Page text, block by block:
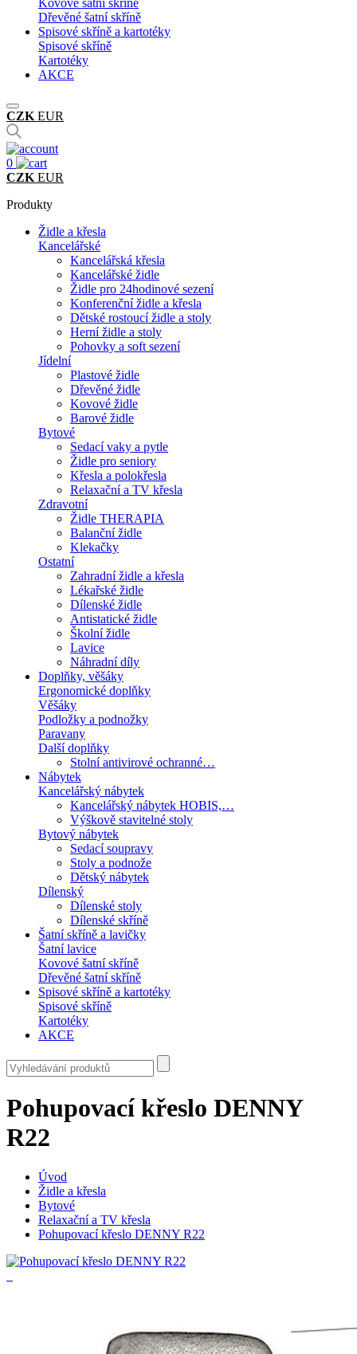
Kovové šatní skříně
Dřevěné šatní skříně
Spisové skříně a kartotéky
Spisové skříně
Kartotéky
AKCE
CZK EUR
0
CZK EUR
Produkty
Židle a křesla
Kancelářské
Kancelářská křesla
Kancelářské židle
Židle pro 24hodinové sezení
Konferenční židle a křesla
Dětské rostoucí židle a stoly
Herní židle a stoly
Pohovky a soft sezení
Jídelní
Plastové židle
Dřevěné židle
Kovové židle
Barové židle
Bytové
Sedací vaky a pytle
Židle pro seniory
Křesla a polokřesla
Relaxační a TV křesla
Zdravotní
Židle THERAPIA
Balanční židle
Klekačky
Ostatní
Zahradní židle a křesla
Lékařské židle
Dílenské židle
Antistatické židle
Školní židle
Lavice
Náhradní díly
Doplňky, věšáky
Ergonomické doplňky
Věšáky
Podložky a podnožky
Paravany
Další doplňky
Stolní antivirové ochranné…
Nábytek
Kancelářský nábytek
Kancelářský nábytek HOBIS,…
Výškově stavitelné stoly
Bytový nábytek
Sedací soupravy
Stoly a podnože
Dětský nábytek
Dílenský
Dílenské stoly
Dílenské skříně
Šatní skříně a lavičky
Šatní lavice
Kovové šatní skříně
Dřevěné šatní skříně
Spisové skříně a kartotéky
Spisové skříně
Kartotéky
AKCE
Pohupovací křeslo DENNY
R22
Úvod
Židle a křesla
Bytové
Relaxační a TV křesla
Pohupovací křeslo DENNY R22